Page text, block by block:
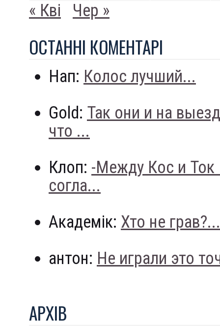
« Кві Чер »
ОСТАННI КОМЕНТАРI
Нап: Колос лучший...
Gold: Так они и на
что ...
Клоп: -Между Кос и
согла...
Академік: Хто не грав?...
антон: Не играли это
АРХIВ